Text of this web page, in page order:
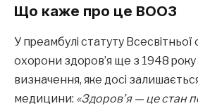
Що каже про це ВООЗ
У преамбулі статуту Всесвітньої
охорони здоров’я ще з 1948
визначення, яке досі
медицини: «Здоров’я — це стан